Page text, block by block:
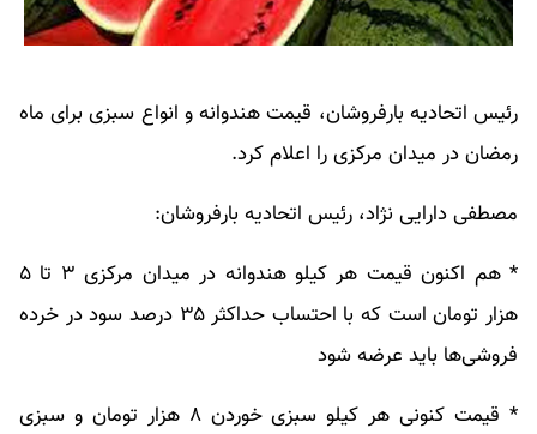
رئیس اتحادیه بارفروشان، قیمت هندوانه و انواع سبزی برای ماه
رمضان در میدان مرکزی را اعلام کرد.
مصطفی دارایی نژاد، رئیس اتحادیه بارفروشان:
* هم اکنون قیمت هر کیلو هندوانه در میدان مرکزی ۳ تا ۵
هزار تومان است که با احتساب حداکثر ۳۵ درصد سود در خرده
فروشی‌ها باید عرضه شود
* قیمت کنونی هر کیلو سبزی خوردن ۸ هزار تومان و سبزی